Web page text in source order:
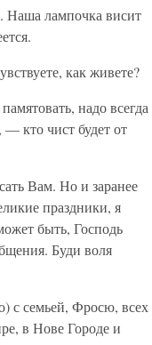
Наша лампочка висит
как живете?
надо всегда
кто чист будет от
Вам. Но и заранее
праздники, я
быть, Господь
Буди воля
с семьей, Фросю, всех
в Нове Городе и